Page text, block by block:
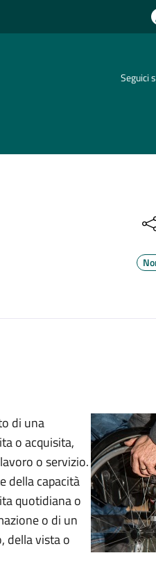
Seguici
di una
o acquisita,
o servizio.
della capacità
quotidiana o
o di un
della vista o